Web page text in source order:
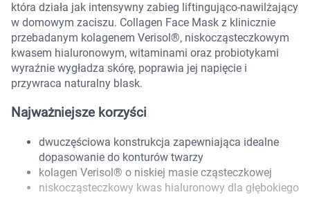
Korzystamy z plików cookies w celu
która działa jak intensywny zabieg liftingująco-nawilżający
w domowym zaciszu. Collagen Face Mask z klinicznie
przebadanym kolagenem Verisol®, niskocząsteczkowym
kwasem hialuronowym, witaminami oraz probiotykami
wyraźnie wygładza skórę, poprawia jej napięcie i
przywraca naturalny blask.
Najważniejsze korzyści
dwuczęściowa konstrukcja zapewniająca idealne
dopasowanie do konturów twarzy
kolagen Verisol® o niskiej masie cząsteczkowej
niskocząsteczkowy kwas hialuronowy dla głębokiego